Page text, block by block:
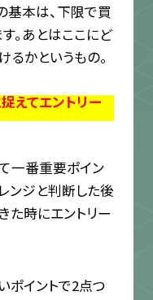
基本は、下限で買
。あとはここにど
かというもの。
えてエントリー
一番重要ポイン
ンジと判断した後
た時にエントリー
ポイントで2点つ